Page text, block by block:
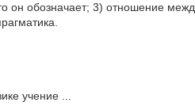
он обозначает; 3) отношение
учение ...